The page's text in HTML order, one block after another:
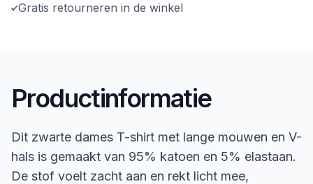
Gratis retourneren in de winkel
Productinformatie
Dit zwarte dames T-shirt met lange mouwen en V-
hals is gemaakt van 95% katoen en 5% elastaan.
De stof voelt zacht aan en rekt licht mee,